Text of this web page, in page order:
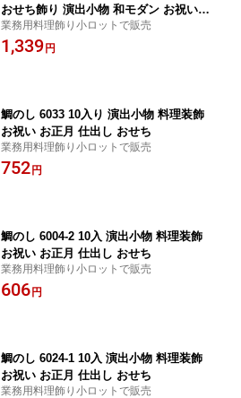
おせち飾り 演出小物 和モダン お祝い
お正月 キッチン雑貨 おしゃれ
業務用料理飾り小ロットで販売
1,339 円
鯛のし 6033 10入り 演出小物 料理装飾
お祝い お正月 仕出し おせち
業務用料理飾り小ロットで販売
752 円
鯛のし 6004-2 10入 演出小物 料理装飾
お祝い お正月 仕出し おせち
業務用料理飾り小ロットで販売
606 円
鯛のし 6024-1 10入 演出小物 料理装飾
お祝い お正月 仕出し おせち
業務用料理飾り小ロットで販売